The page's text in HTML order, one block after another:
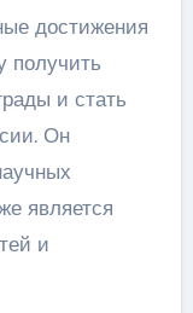
достижения
получить
и стать
Он
является
и